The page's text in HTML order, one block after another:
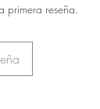
primera reseña.